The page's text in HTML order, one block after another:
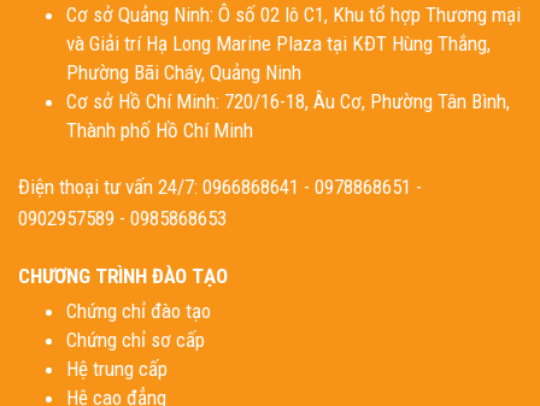
Cơ sở Quảng Ninh: Ô số 02 lô C1, Khu tổ hợp Thương mại
và Giải trí Hạ Long Marine Plaza tại KĐT Hùng Thắng,
Phường Bãi Cháy, Quảng Ninh
Cơ sở Hồ Chí Minh: 720/16-18, Âu Cơ, Phường Tân Bình,
Thành phố Hồ Chí Minh
Điện thoại tư vấn 24/7: 0966868641 - 0978868651 -
0902957589 - 0985868653
CHƯƠNG TRÌNH ĐÀO TẠO
Chứng chỉ đào tạo
Chứng chỉ sơ cấp
Hệ trung cấp
Hệ cao đẳng